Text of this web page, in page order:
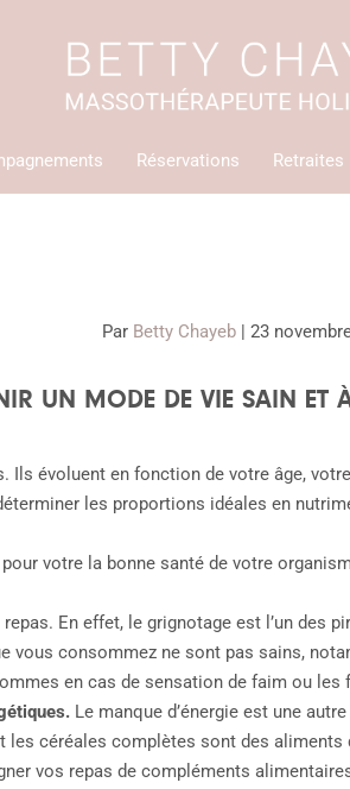
Réservations Retraites
Par Betty Chayeb | 23
UN MODE DE VIE SAIN ET
Ils évoluent en fonction de votre âge,
les proportions idéales en
pour votre la bonne santé de votre
En effet, le grignotage est l’un des
vous consommez ne sont pas sains,
en cas de sensation de faim ou
Le manque d’énergie est une
les céréales complètes sont des
vos repas de compléments